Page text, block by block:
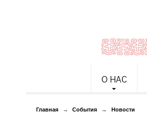
О НАС
Главная → События → Новости